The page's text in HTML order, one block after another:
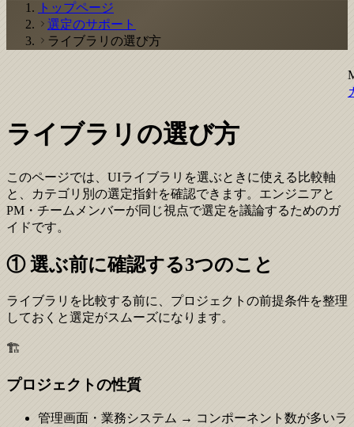
トップページ
選定のサポート
ライブラリの選び方
ライブラリの選び方
このページでは、UIライブラリを選ぶときに使える比較軸
と、カテゴリ別の選定指針を確認できます。エンジニアと
PM・チームメンバーが同じ視点で選定を議論するためのガ
イドです。
① 選ぶ前に確認する3つのこと
ライブラリを比較する前に、プロジェクトの前提条件を整理
しておくと選定がスムーズになります。
🏗️
プロジェクトの性質
管理画面・業務システム → コンポーネント数が多いラ